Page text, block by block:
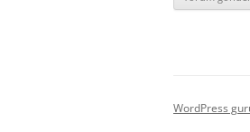
WordPress